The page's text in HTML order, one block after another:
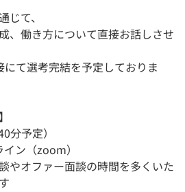
じて、
、働き方について直接お話しさせ
て選考完結を予定しておりま
分予定）
ン（zoom）
やオファー面談の時間を多くいた